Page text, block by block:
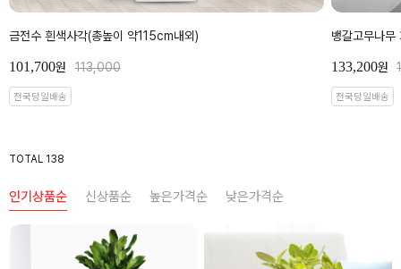
금전수 흰색사각(총높이 약115cm내외)
101,700원 113,000
전국당일배송
뱅갈고무나
133,200원
전국당일배송
TOTAL 138
인기상품순 신상품순 높은가격순 낮은가격순